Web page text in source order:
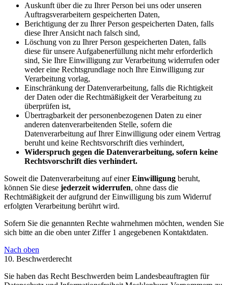
Auskunft über die zu Ihrer Person bei uns oder unseren
Auftragsverarbeitern gespeicherten Daten,
Berichtigung der zu Ihrer Person gespeicherten Daten, falls
diese Ihrer Ansicht nach falsch sind,
Löschung von zu Ihrer Person gespeicherten Daten, falls
diese für unsere Aufgabenerfüllung nicht mehr erforderlich
sind, Sie Ihre Einwilligung zur Verarbeitung widerrufen oder
weder eine Rechtsgrundlage noch Ihre Einwilligung zur
Verarbeitung vorlag,
Einschränkung der Datenverarbeitung, falls die Richtigkeit
der Daten oder die Rechtmäßigkeit der Verarbeitung zu
überprüfen ist,
Übertragbarkeit der personenbezogenen Daten zu einer
anderen datenverarbeitenden Stelle, sofern die
Datenverarbeitung auf Ihrer Einwilligung oder einem Vertrag
beruht und keine Rechtsvorschrift dies verhindert,
Widerspruch gegen die Datenverarbeitung, sofern keine
Rechtsvorschrift dies verhindert.
Soweit die Datenverarbeitung auf einerEinwilligung beruht,
können Sie diese jederzeit widerrufen, ohne dass die
Rechtmäßigkeit der aufgrund der Einwilligung bis zum Widerruf
erfolgten Verarbeitung berührt wird.
Sofern Sie die genannten Rechte wahrnehmen möchten, wenden Sie
sich bitte an die oben unter Ziffer 1 angegebenen Kontaktdaten.
Nach oben
10. Beschwerderecht
Sie haben das Recht Beschwerden beim Landesbeauftragten für